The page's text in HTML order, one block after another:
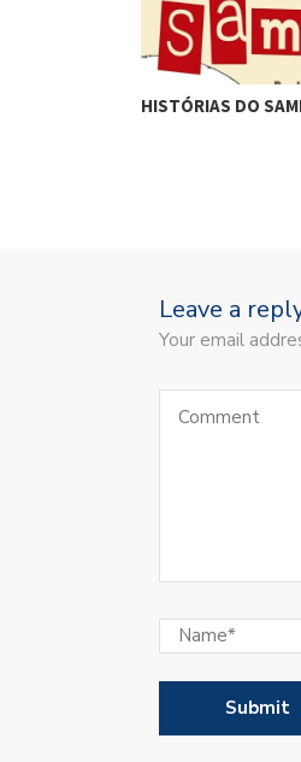
HISTÓRIAS DO
Leave a
Your email